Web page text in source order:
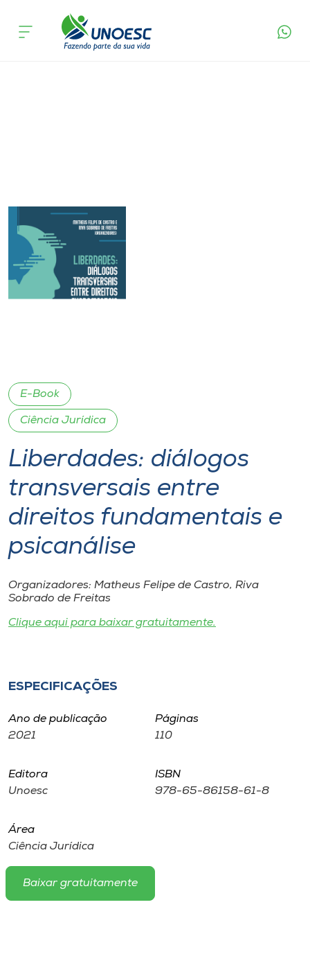
Cursos
Unoesc
Internacionalização
Diplomados
Cultura
CPA
Biblioteca
Editora
Rádio
Museu
Store
A+
A-
E-Book
Ciência Jurídica
Liberdades: diálogos
transversais entre
direitos fundamentais e
psicanálise
Organizadores: Matheus Felipe de Castro, Riva
Sobrado de Freitas
Clique aqui para baixar gratuitamente.
ESPECIFICAÇÕES
Ano de publicação
2021
Páginas
110
Editora
Unoesc
ISBN
978-65-86158-61-8
Área
Ciência Jurídica
Baixar gratuitamente